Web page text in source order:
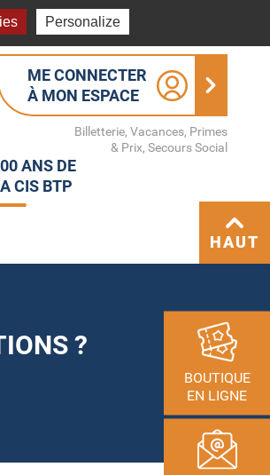
ME CONNECTER
À MON ESPACE
Billetterie, Vacances, Primes
& Prix, Secours Social
ANS DE
CIS BTP
BOUTIQUE
EN LIGNE
HAUT
?
Personalize